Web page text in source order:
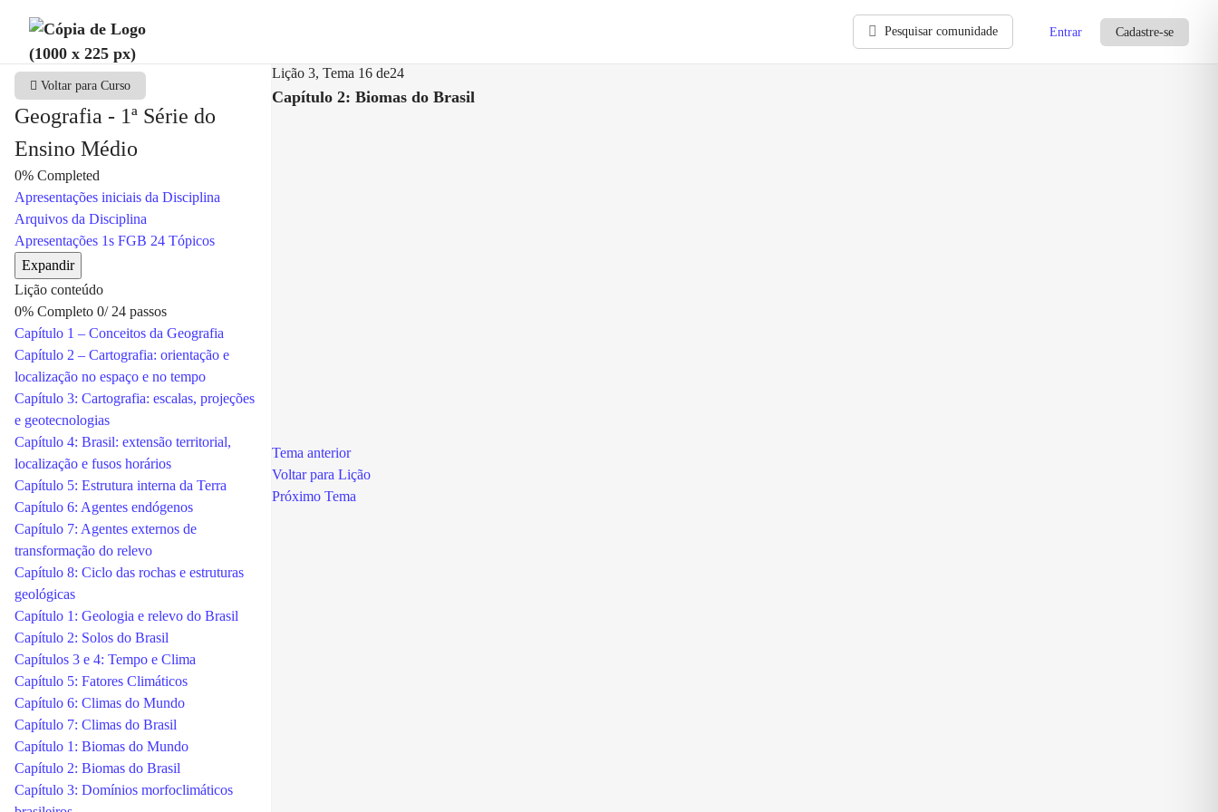
Voltar para Curso
Geografia - 1ª Série do
Ensino Médio
0% Completed
Apresentações iniciais da Disciplina
Arquivos da Disciplina
Apresentações 1s FGB 24 Tópicos
Expandir
Lição conteúdo
0% Completo 0/ 24 passos
Capítulo 1 – Conceitos da Geografia
Capítulo 2 – Cartografia: orientação e
localização no espaço e no tempo
Capítulo 3: Cartografia: escalas, projeções
e geotecnologias
Capítulo 4: Brasil: extensão territorial,
localização e fusos horários
Capítulo 5: Estrutura interna da Terra
Capítulo 6: Agentes endógenos
Capítulo 7: Agentes externos de
transformação do relevo
Capítulo 8: Ciclo das rochas e estruturas
geológicas
Capítulo 1: Geologia e relevo do Brasil
Capítulo 2: Solos do Brasil
Capítulos 3 e 4: Tempo e Clima
Capítulo 5: Fatores Climáticos
Capítulo 6: Climas do Mundo
Capítulo 7: Climas do Brasil
Capítulo 1: Biomas do Mundo
Capítulo 2: Biomas do Brasil
Capítulo 3: Domínios morfoclimáticos
Pesquisar comunidade Entrar Cadastre-se
Lição 3, Tema 16 de24
Capítulo 2: Biomas do Brasil
Tema anterior
Voltar para Lição
Próximo Tema